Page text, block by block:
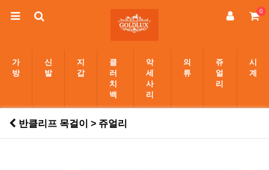
0
가
방
신
발
지
갑
클
러
치
백
악
세
사
리
의
류
쥬
얼
리
시
계
반클리프 목걸이 > 쥬얼리